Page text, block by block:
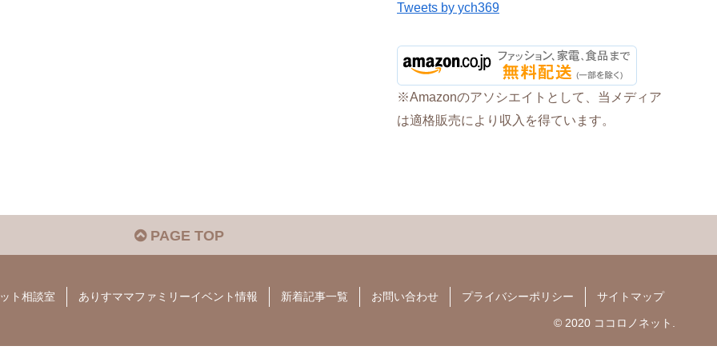
Tweets by ych369
※Amazonのアソシエイトとして、当メディア
は適格販売により収入を得ています。
PAGE TOP
ト相談室 ありすママファミリーイベント情報 新着記事一覧 お問い合わせ プライバシーポリシー サイトマップ
© 2020 ココロノネット.